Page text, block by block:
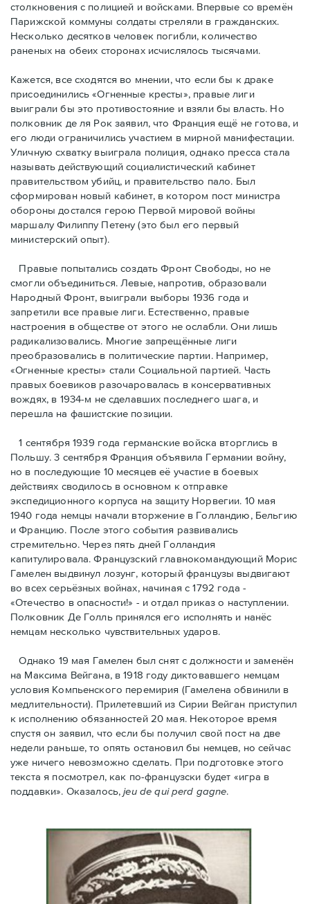
столкновения с полицией и войсками. Впервые со времён
Парижской коммуны солдаты стреляли в гражданских.
Несколько десятков человек погибли, количество
раненых на обеих сторонах исчислялось тысячами.
Кажется, все сходятся во мнении, что если бы к драке
присоединились «Огненные кресты», правые лиги
выиграли бы это противостояние и взяли бы власть. Но
полковник де ля Рок заявил, что Франция ещё не готова, и
его люди ограничились участием в мирной манифестации.
Уличную схватку выиграла полиция, однако пресса стала
называть действующий социалистический кабинет
правительством убийц, и правительство пало. Был
сформирован новый кабинет, в котором пост министра
обороны достался герою Первой мировой войны
маршалу Филиппу Петену (это был его первый
министерский опыт).
Правые пoпытались создать Фронт Свободы, но не
смогли объединиться. Левые, напротив, образовали
Народный Фронт, выиграли выборы 1936 года и
запретили все правые лиги. Естественно, правые
настроения в обществе от этого не ослабли. Они лишь
радикализовались. Многие запрещённые лиги
преобразовались в политические партии. Например,
«Огненные кресты» стали Социальной партией. Часть
правых боевиков разочаровалась в консервативных
вождях, в 1934-м не сделавших последнего шага, и
перешла на фашистские позиции.
1 сентября 1939 года германские войска вторглись в
Польшу. 3 сентября Франция объявила Германии войну,
но в последующие 10 месяцев её участие в боевых
действиях сводилось в основном к отправке
экспедиционного корпуса на защиту Норвегии. 10 мая
1940 года немцы начали вторжение в Голландию, Бельгию
и Францию. После этого события развивались
стремительно. Через пять дней Голландия
капитулировала. Французский главнокомандующий Морис
Гамелен выдвинул лозунг, который французы выдвигают
во всех серьёзных войнах, начиная с 1792 года -
«Отечество в опасности!» - и отдал приказ о наступлении.
Полковник Дe Голль принялся его исполнять и нанёс
немцам несколько чувствительных ударов.
Однако 19 мая Гамелен был снят с должности и заменён
на Максима Вейгана, в 1918 году диктовавшего немцам
условия Компьенского перемирия (Гамелена обвинили в
медлительности). Прилетевший из Сирии Вейган приступил
к исполнению обязанностей 20 мая. Hекоторое время
спустя oн заявил, что если бы получил свой пост на две
недели раньше, то опять остановил бы немцев, но сейчас
уже ничего невозможно сделать. При подготовке этого
текста я посмотрел, как по-французски будет «игра в
поддавки». Оказалось,jeu de qui perd gagne.